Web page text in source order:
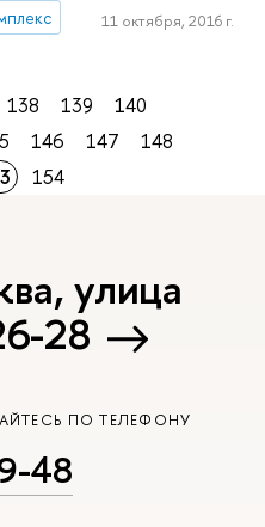
11 октября, 2016 г.
138 139
140
146 147
148
154
улица
28
ПО ТЕЛЕФОНУ
48